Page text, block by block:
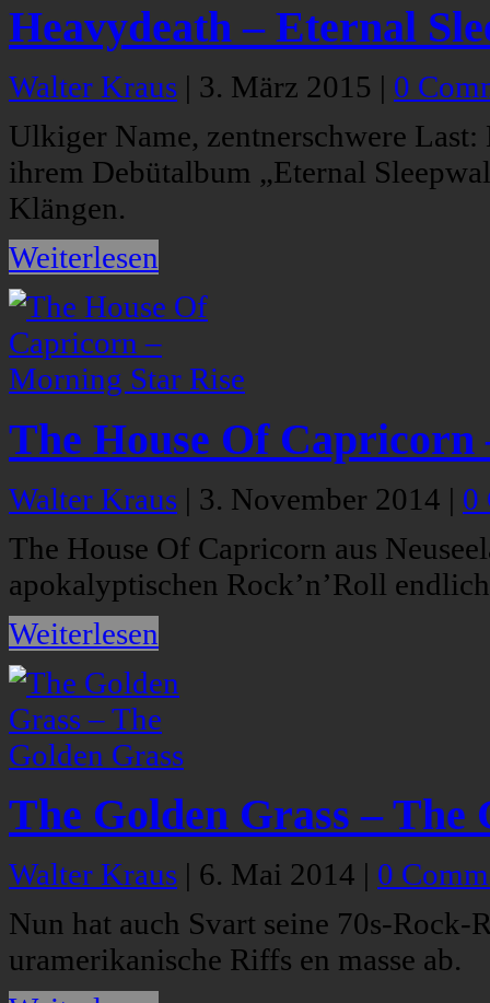
Heavydeath – Eternal
Walter Kraus | 3. März 2015 | 0
Ulkiger Name, zentnerschwere
ihrem Debütalbum „Eternal
Klängen.
Weiterlesen
The House Of
Walter Kraus | 3. November 2014 | 0
The House Of Capricorn aus
apokalyptischen Rock’n’Roll
Weiterlesen
The Golden Grass – The
Walter Kraus | 6. Mai 2014 | 0
Nun hat auch Svart seine 70s-
uramerikanische Riffs en masse ab.